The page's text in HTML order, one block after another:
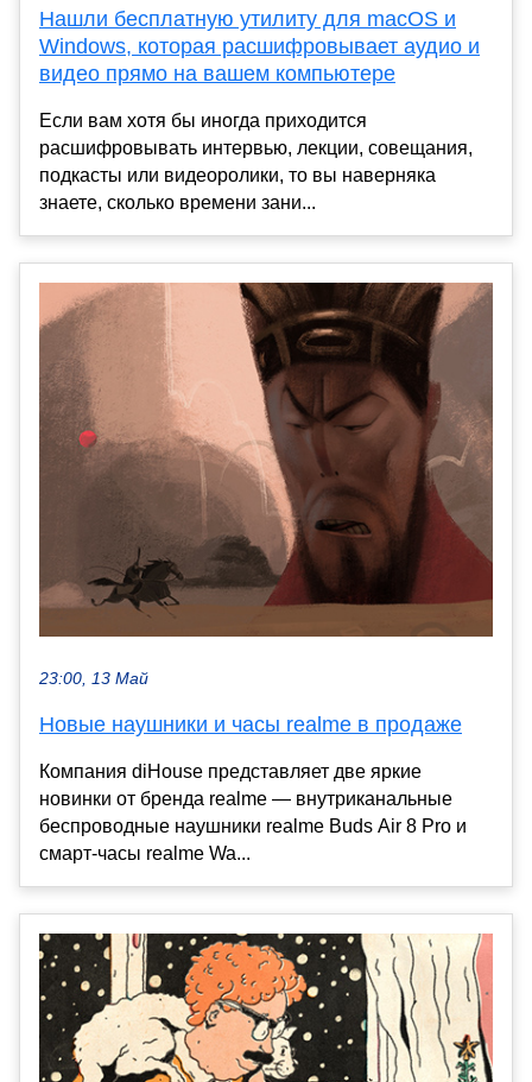
Нашли бесплатную утилиту для macOS и
Windows, которая расшифровывает аудио и
видео прямо на вашем компьютере
Если вам хотя бы иногда приходится
расшифровывать интервью, лекции, совещания,
подкасты или видеоролики, то вы наверняка
знаете, сколько времени зани...
23:00, 13 Май
Новые наушники и часы realme в продаже
Компания diHouse представляет две яркие
новинки от бренда realme — внутриканальные
беспроводные наушники realme Buds Air 8 Pro и
смарт-часы realme Wa...